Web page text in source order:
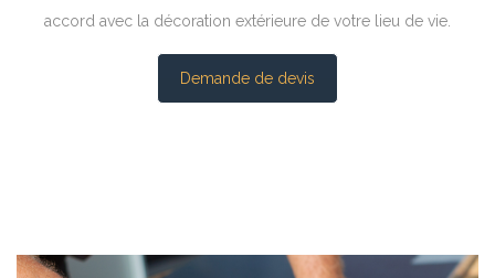
accord avec la décoration extérieure de votre lieu de vie.
Demande de devis